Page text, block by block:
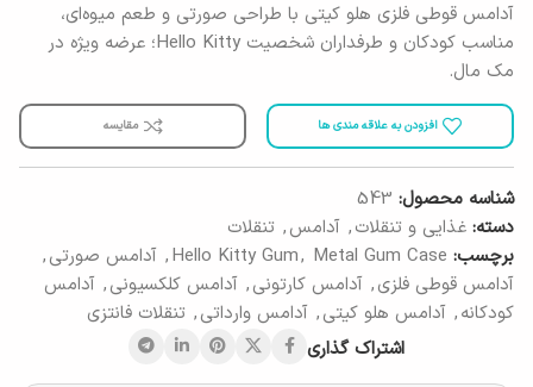
آدامس قوطی فلزی هلو کیتی با طراحی صورتی و طعم میوه‌ای،
مناسب کودکان و طرفداران شخصیت Hello Kitty؛ عرضه ویژه در
مک مال.
افزودن به علاقه مندی ها مقایسه
شناسه محصول: 543
دسته: غذایی و تنقلات, آدامس, تنقلات
برچسب:
Hello Kitty Gum, Metal Gum Case
, آدامس صورتی,
آدامس قوطی فلزی, آدامس کارتونی, آدامس کلکسیونی, آدامس
کودکانه, آدامس هلو کیتی, آدامس وارداتی, تنقلات فانتزی
اشتراک گذاری